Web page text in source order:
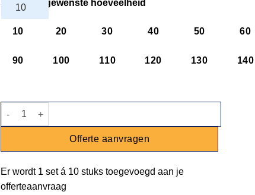
Selecteer gewenste hoeveelheid
10 20 30 40 50 60
90 100 110 120 130 140
Dessertlepel goud aantal
Offerte aanvragen
Er wordt 1 setá 10 stuks toegevoegd aan je
offerteaanvraag